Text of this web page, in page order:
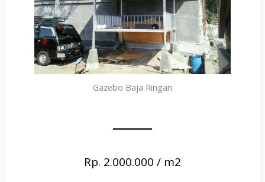
Gazebo Baja Ringan
Rp. 2.000.000 / m2